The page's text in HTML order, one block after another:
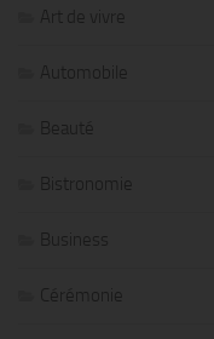
Art de vivre
Automobile
Beauté
Bistronomie
Business
Cérémonie